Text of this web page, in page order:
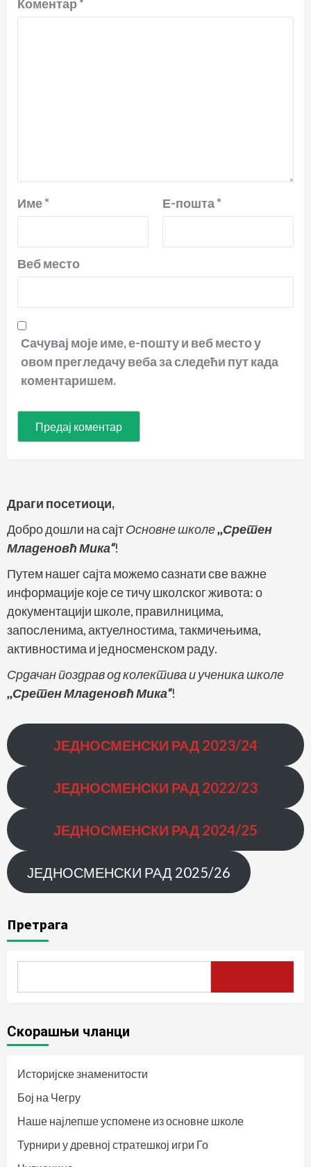
Коментар*
Име* Е-пошта*
Веб место
Сачувај моје име, е-пошту и веб место у
овом прегледачу веба за следећи пут када
коментаришем.
Драги посетиоци,
Добро дошли на сајтОсновне школе,,Сретен
Младеновћ Мика“!
Путем нашег сајта можемо сазнати све важне
информације које се тичу школског живота: о
документацији школе, правилницима,
запосленима, актуелностима, такмичењима,
активностима и једносменском раду.
Срдачан поздрав од колектива и ученика школе
,,Сретен Младеновћ Мика“!
ЈЕДНОСМЕНСКИ РАД 2023/24
ЈЕДНОСМЕНСКИ РАД 2022/23
ЈЕДНОСМЕНСКИ РАД 2024/25
ЈЕДНОСМЕНСКИ РАД 2025/26
Претрага
Скорашњи чланци
Историјске знаменитости
Бој на Чегру
Наше најлепше успомене из основне школе
Турнири у древној стратешкој игри Го